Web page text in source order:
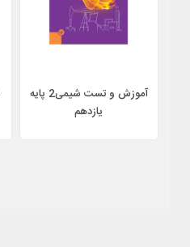
آموزش و تست شیمی2 پایه
یازدهم